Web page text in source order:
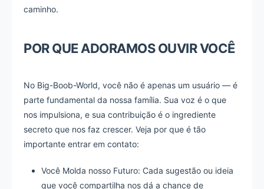
caminho.
POR QUE ADORAMOS OUVIR VOCÊ
No Big-Boob-World, você não é apenas um usuário — é
parte fundamental da nossa família. Sua voz é o que
nos impulsiona, e sua contribuição é o ingrediente
secreto que nos faz crescer. Veja por que é tão
importante entrar em contato:
Você Molda nosso Futuro: Cada sugestão ou ideia
que você compartilha nos dá a chance de